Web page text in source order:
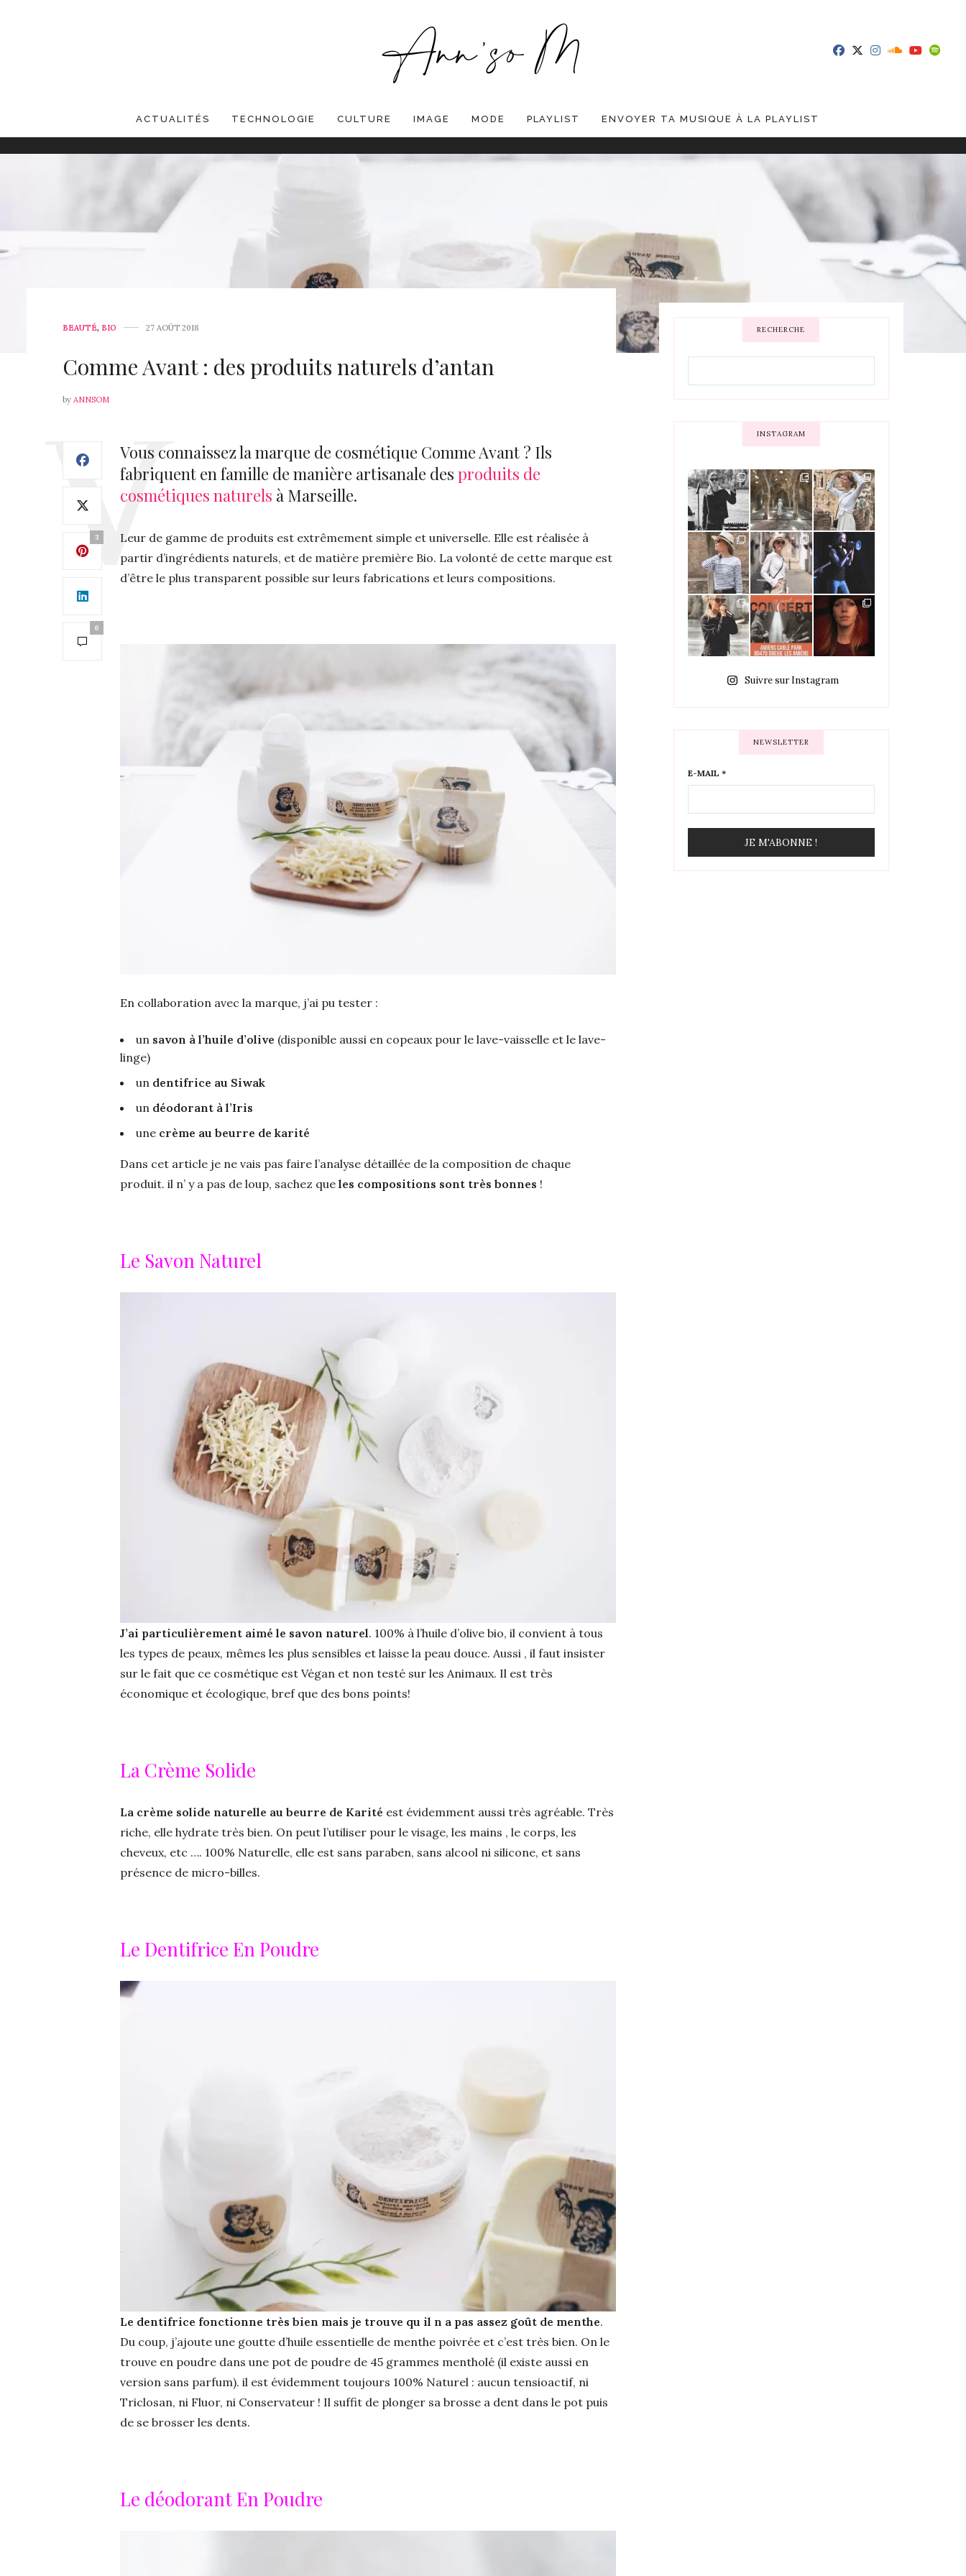
ACTUALITÉS TECHNOLOGIE CULTURE IMAGE MODE PLAYLIST ENVOYER TA MUSIQUE À LA PLAYLIST
BEAUTÉ, BIO 27 AOÛT 2018
Comme Avant : des produits naturels d’antan
by ANNSOM
3
6
Vous connaissez la marque de cosmétique Comme Avant ? Ils
fabriquent en famille de manière artisanale des produits de
cosmétiques naturels à Marseille.
Leur de gamme de produits est extrêmement simple et universelle. Elle est réalisée à
partir d’ingrédients naturels, et de matière première Bio. La volonté de cette marque est
d’être le plus transparent possible sur leurs fabrications et leurs compositions.
En collaboration avec la marque, j’ai pu tester :
un savon à l’huile d’olive (disponible aussi en copeaux pour le lave-vaisselle et le lave-
linge)
un dentifrice au Siwak
un déodorant à l’Iris
une crème au beurre de karité
Dans cet article je ne vais pas faire l’analyse détaillée de la composition de chaque
produit. il n’ y a pas de loup, sachez que les compositions sont très bonnes !
Le Savon Naturel
J’ai particulièrement aimé le savon naturel. 100% à l’huile d’olive bio, il convient à tous
les types de peaux, mêmes les plus sensibles et laisse la peau douce. Aussi , il faut insister
sur le fait que ce cosmétique est Végan et non testé sur les Animaux. Il est très
économique et écologique, bref que des bons points!
La Crème Solide
La crème solide naturelle au beurre de Karité est évidemment aussi très agréable. Très
riche, elle hydrate très bien. On peut l’utiliser pour le visage, les mains , le corps, les
cheveux, etc …. 100% Naturelle, elle est sans paraben, sans alcool ni silicone, et sans
présence de micro-billes.
Le Dentifrice En Poudre
Le dentifrice fonctionne très bien mais je trouve qu il n a pas assez goût de menthe.
Du coup, j’ajoute une goutte d’huile essentielle de menthe poivrée et c’est très bien. On le
trouve en poudre dans une pot de poudre de 45 grammes mentholé (il existe aussi en
version sans parfum). il est évidemment toujours 100% Naturel : aucun tensioactif, ni
Triclosan, ni Fluor, ni Conservateur ! Il suffit de plonger sa brosse a dent dans le pot puis
de se brosser les dents.
Le déodorant En Poudre
RECHERCHE
INSTAGRAM
Suivre sur Instagram
NEWSLETTER
E-MAIL *